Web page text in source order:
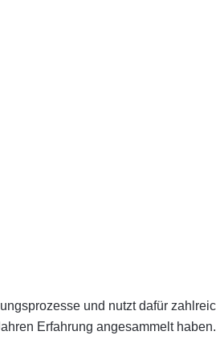
Erfahrung angesammelt haben.